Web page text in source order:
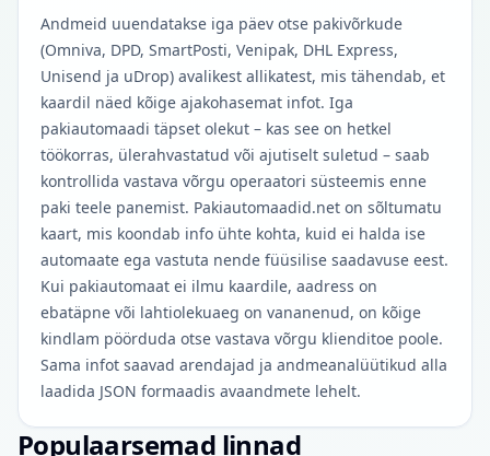
Andmeid uuendatakse iga päev otse pakivõrkude
(Omniva, DPD, SmartPosti, Venipak, DHL Express,
Unisend ja uDrop) avalikest allikatest, mis tähendab, et
kaardil näed kõige ajakohasemat infot. Iga
pakiautomaadi täpset olekut – kas see on hetkel
töökorras, ülerahvastatud või ajutiselt suletud – saab
kontrollida vastava võrgu operaatori süsteemis enne
paki teele panemist. Pakiautomaadid.net on sõltumatu
kaart, mis koondab info ühte kohta, kuid ei halda ise
automaate ega vastuta nende füüsilise saadavuse eest.
Kui pakiautomaat ei ilmu kaardile, aadress on
ebatäpne või lahtiolekuaeg on vananenud, on kõige
kindlam pöörduda otse vastava võrgu klienditoe poole.
Sama infot saavad arendajad ja andmeanalüütikud alla
laadida JSON formaadis avaandmete lehelt.
Populaarsemad linnad